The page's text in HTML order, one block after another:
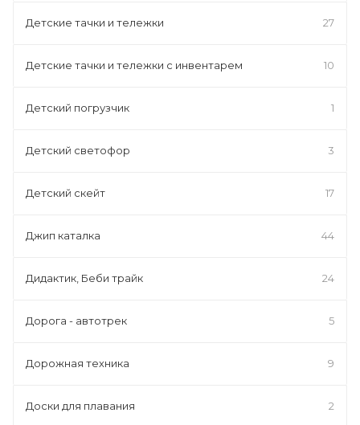
Детские тачки и тележки 27
Детские тачки и тележки с инвентарем 10
Детский погрузчик 1
Детский светофор 3
Детский скейт 17
Джип каталка 44
Дидактик, Беби трайк 24
Дорога - автотрек 5
Дорожная техника 9
Доски для плавания 2